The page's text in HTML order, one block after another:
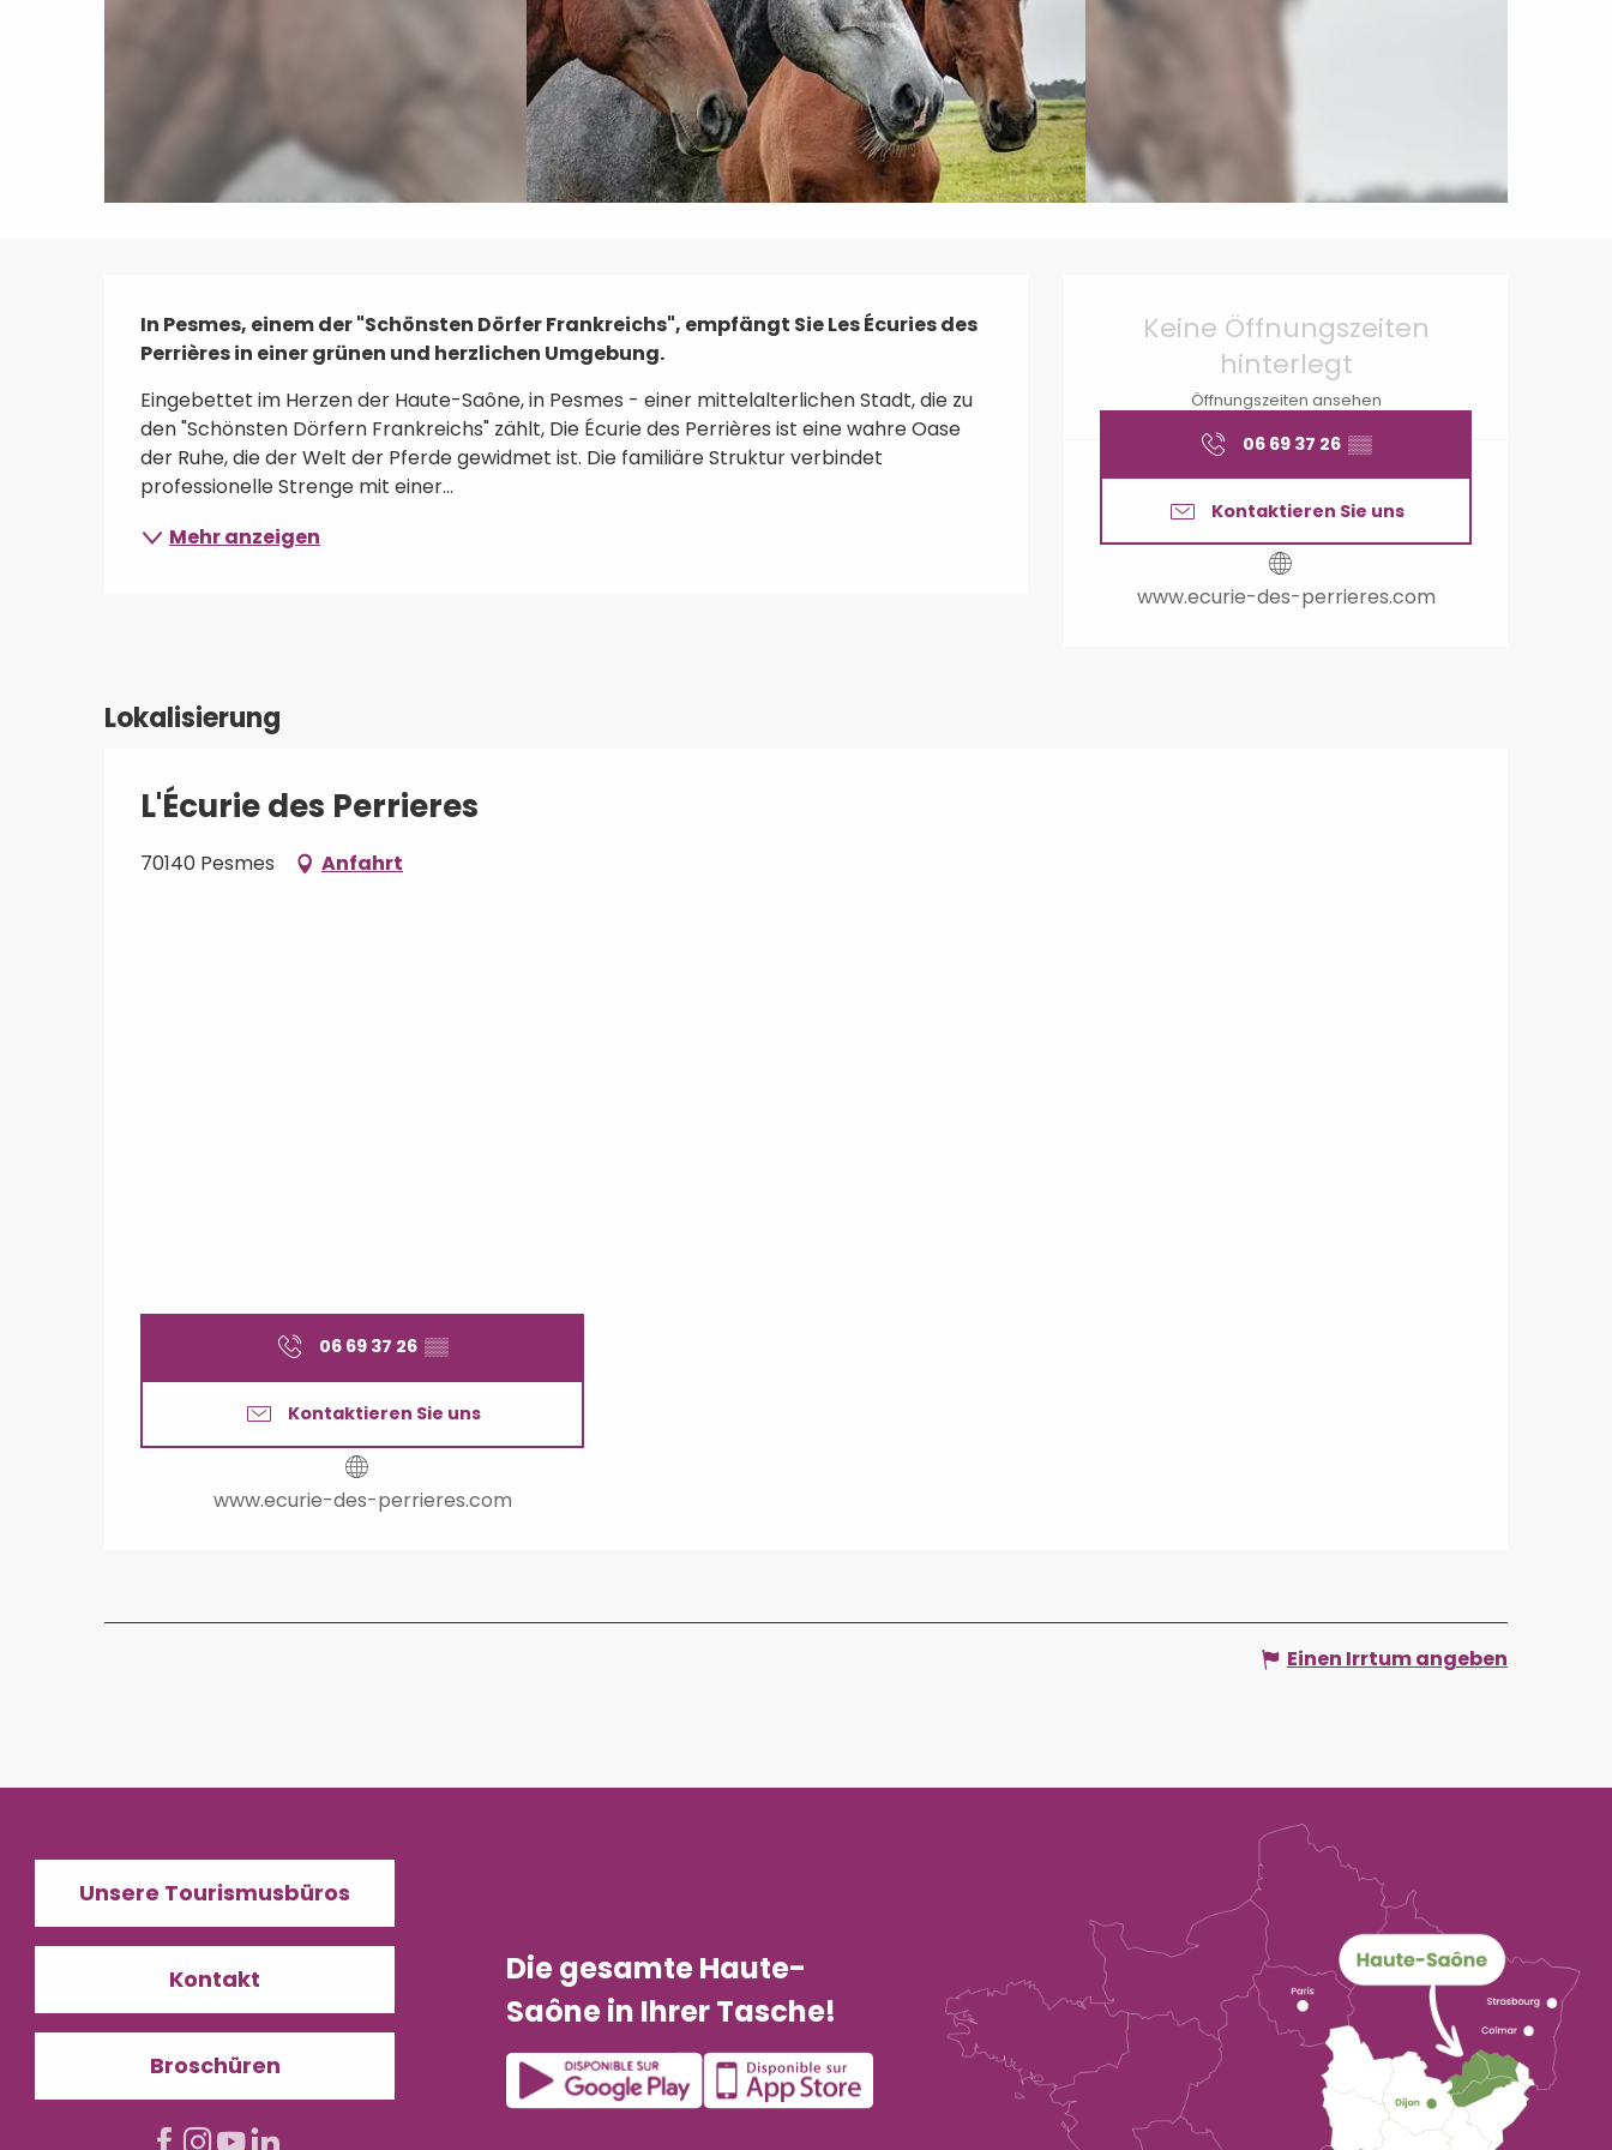
Öffnungszeiten &
Keine Öffnungszeiten
hinterlegt
Öffnungszeiten ansehen
06 69 37 26 ▒▒
Kontaktieren Sie uns
www.ecurie-des-perrieres.com
Beschreibung
In Pesmes, einem der "Schönsten Dörfer Frankreichs", empfängt Sie Les Écuries des
Perrières in einer grünen und herzlichen Umgebung.
Eingebettet im Herzen der Haute-Saône, in Pesmes - einer mittelalterlichen Stadt, die zu
den "Schönsten Dörfern Frankreichs" zählt, Die Écurie des Perrières ist eine wahre Oase
der Ruhe, die der Welt der Pferde gewidmet ist. Die familiäre Struktur verbindet
professionelle Strenge mit einer...
Mehr anzeigen
Lokalisierung
L'Écurie des Perrieres
70140 Pesmes Anfahrt
06 69 37 26 ▒▒
Kontaktieren Sie uns
www.ecurie-des-perrieres.com
Einen Irrtum angeben
Unsere Tourismusbüros
Kontakt
Broschüren
Die gesamte Haute-
Saône in Ihrer Tasche!